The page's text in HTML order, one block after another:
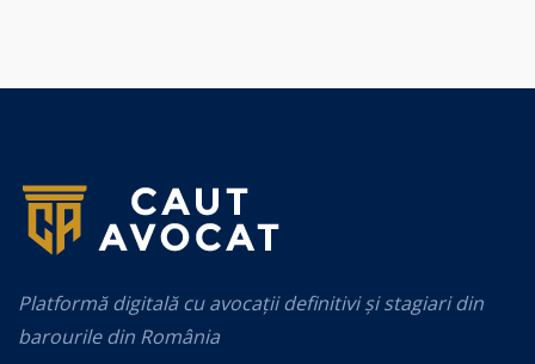
Platformă digitală cu avocații definitivi și stagiari din
barourile din România